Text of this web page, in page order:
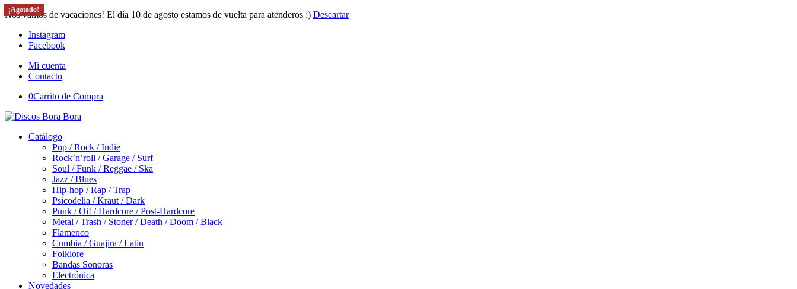
Nos vamos de vacaciones! El día 10 de agosto estamos de vuelta para atenderos :) Descartar
Instagram
Facebook
Mi cuenta
Contacto
0Carrito de Compra
Catálogo
Pop / Rock / Indie
Rock’n’roll / Garage / Surf
Soul / Funk / Reggae / Ska
Jazz / Blues
Hip-hop / Rap / Trap
Psicodelia / Kraut / Dark
Punk / Oi! / Hardcore / Post-Hardcore
Metal / Trash / Stoner / Death / Doom / Black
Flamenco
Cumbia / Guajira / Latin
Folklore
Bandas Sonoras
Electrónica
Novedades
¡Agotado!
¡Agotado!
¡Agotado!
¡Agotado!